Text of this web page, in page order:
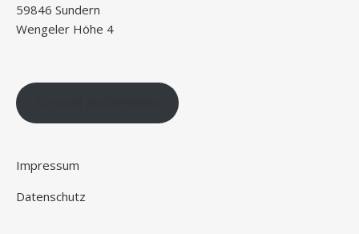
59846 Sundern
Wengeler Höhe 4
Impressum
Datenschutz